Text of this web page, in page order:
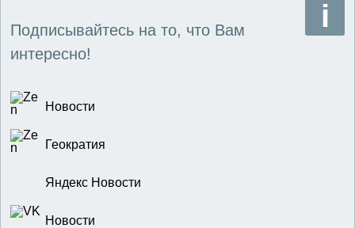
Подписывайтесь на то, что Вам
интересно!
Новости
Геократия
Яндекс Новости
Новости